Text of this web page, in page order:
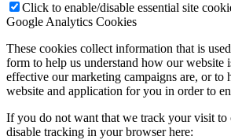
Click to enable/disable essential site
Google Analytics Cookies
These cookies collect information that is
form to help us understand how our website
effective our marketing campaigns are, or to
website and application for you in order to
If you do not want that we track your visit to
disable tracking in your browser here: